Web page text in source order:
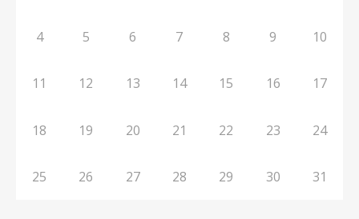
4 5 6 7 8 9 10
11 12 13 14 15 16 17
18 19 20 21 22 23 24
25 26 27 28 29 30 31